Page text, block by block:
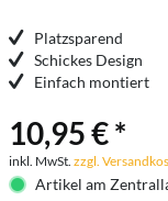
Platzsparend
Schickes Design
Einfach montiert
10,95 € *
inkl. MwSt. zzgl.
Artikel am